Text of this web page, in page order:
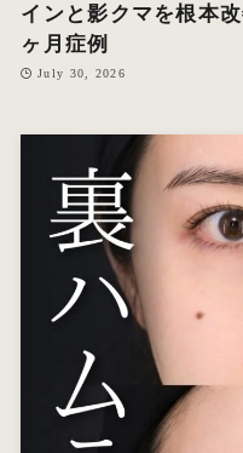
インと影クマを根本
ヶ月症例
July 30, 2026